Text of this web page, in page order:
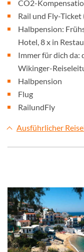
CO2-
Rail und Fly-
Halbpension:
Hotel, 8 x in
Immer für dich da:
Wikinger-
Halbpension
Flug
RailundFly
Ausführlicher